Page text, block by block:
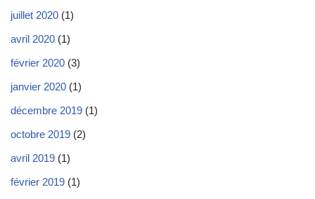
juillet 2020 (1)
avril 2020 (1)
février 2020 (3)
janvier 2020 (1)
décembre 2019 (1)
octobre 2019 (2)
avril 2019 (1)
février 2019 (1)